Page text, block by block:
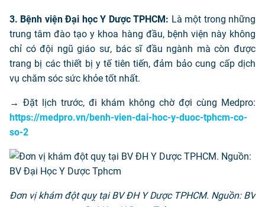
3. Bệnh viện Đại học Y Dược TPHCM: Là một trong những
trung tâm đào tạo y khoa hàng đầu, bệnh viện này không
chỉ có đội ngũ giáo sư, bác sĩ đầu ngành mà còn được
trang bị các thiết bị y tế tiên tiến, đảm bảo cung cấp dịch
vụ chăm sóc sức khỏe tốt nhất.
→ Đặt lịch trước, đi khám không chờ đợi cùng Medpro:
https://medpro.vn/benh-vien-dai-hoc-y-duoc-tphcm-co-
so-2
Đơn vị khám đột quỵ tại BV ĐH Y Dược TPHCM. Nguồn: BV